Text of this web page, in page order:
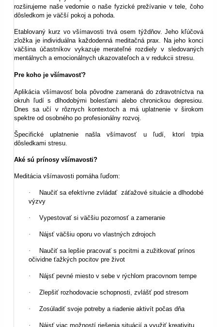
rozširujeme naše vedomie o naše fyzické prežívanie v tele, čoho
dôsledkom je väčší pokoj a pohoda.
Etablovaný kurz vo všímavosti trvá osem týždňov. Jeho kľúčová
zložka je individuálna každodenná meditačná prax. Na jeho konci
väčšina účastníkov vykazuje merateľné rozdiely v sledovaných
mentálnych a emocionálnych ukazovateľoch a v redukcii stresu.
Pre koho je všímavosť?
Aplikácia všímavosť bola pôvodne zameraná do zdravotníctva na
okruh ľudí s dlhodobými bolesťami alebo chronickou depresiou.
Dnes sa učí v rôznych kontextoch a má uplatnenie v širokom
spektre od osobného po profesionálny rozvoj.
Špecifické uplatnenie našla všímavosť u ľudí, ktorí trpia
dôsledkami stresu.
Aké sú prínosy všímavosti?
Meditácia všímavosti pomáha ľuďom:
·
Naučiť sa efektívne zvládať záťažové situácie a dlhodobé
výzvy
· Vypestovať si väčšiu pozornosť a zameranie
· Nájsť väčšiu oporu vo vlastných zdrojoch
·
Naučiť sa lepšie pracovať s pocitmi a zužitkovať prínos
očividne ťažkých pocitov pre život
· Nájsť pevné miesto v sebe v rýchlom pracovnom tempe
· Zlepšiť rozhodovacie schopnosti, zvlášť pod stresom
· Zosúladiť svoje potreby a riadenie aktivít počas dňa
· Nájsť viac možností riešenia situácií a využiť kreativitu